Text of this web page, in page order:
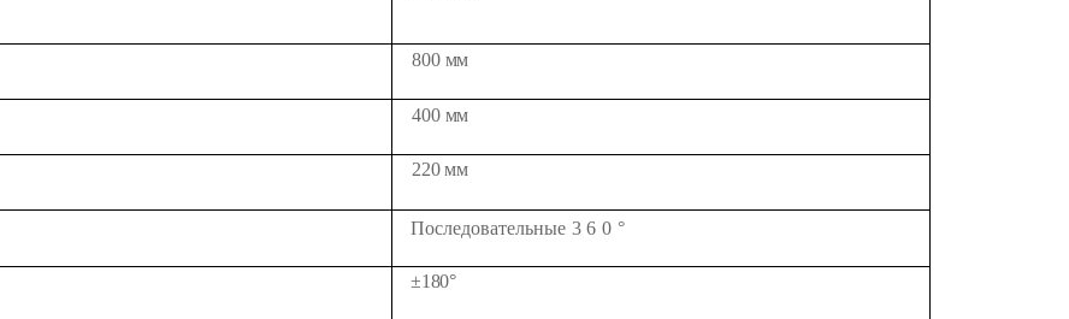
800 мм
400 мм
220 мм
Последовательные 3 6 0 °
±180°